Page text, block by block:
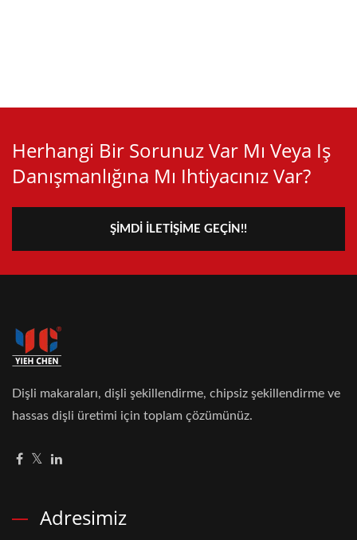
Herhangi Bir Sorunuz Var Mı Veya Iş
Danışmanlığına Mı Ihtiyacınız Var?
ŞIMDI İLETIŞIME GEÇIN!!
Dişli makaraları, dişli şekillendirme, chipsiz şekillendirme ve
hassas dişli üretimi için toplam çözümünüz.
Adresimiz